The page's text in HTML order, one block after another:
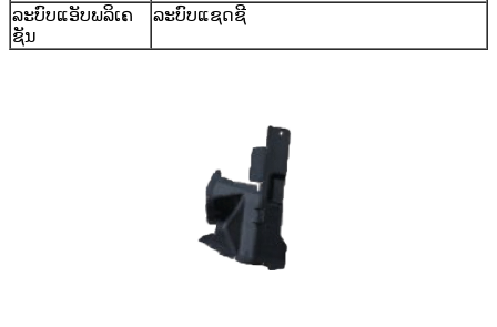
ລະບົບແອັບພລິເຄ
ຊັນ
ລະບົບແຊດຊີ